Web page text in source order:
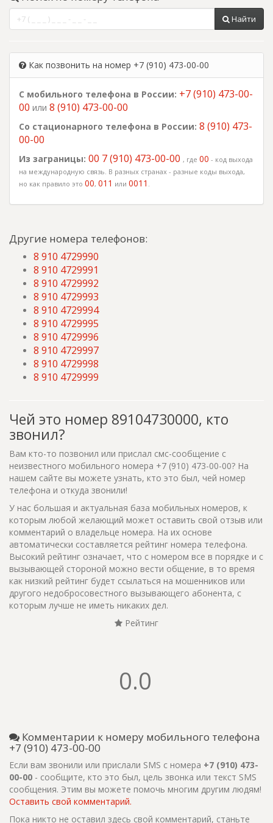
Найти
Как позвонить на номер +7 (910) 473-00-00
С мобильного телефона в России: +7 (910) 473-00-
00 или 8 (910) 473-00-00
Со стационарного телефона в России: 8 (910) 473-
00-00
Из заграницы: 00 7 (910) 473-00-00 , где 00 - код выхода
на международную связь. В разных странах - разные коды выхода,
но как правило это 00, 011 или 0011 .
Другие номера телефонов:
8 910 4729990
8 910 4729991
8 910 4729992
8 910 4729993
8 910 4729994
8 910 4729995
8 910 4729996
8 910 4729997
8 910 4729998
8 910 4729999
Чей это номер 89104730000, кто
звонил?
Вам кто-то позвонил или прислал смс-сообщение с
неизвестного мобильного номера +7 (910) 473-00-00? На
нашем сайте вы можете узнать, кто это был, чей номер
телефона и откуда звонили!
У нас большая и актуальная база мобильных номеров, к
которым любой желающий может оставить свой отзыв или
комментарий о владельце номера. На их основе
автоматически составляется рейтинг номера телефона.
Высокий рейтинг означает, что с номером все в порядке и с
вызывающей стороной можно вести общение, в то время
как низкий рейтинг будет ссылаться на мошенников или
другого недобросовестного вызывающего абонента, с
которым лучше не иметь никаких дел.
Рейтинг
0.0
Комментарии к номеру мобильного телефона
+7 (910) 473-00-00
Если вам звонили или прислали SMS с номера +7 (910) 473-
00-00 - сообщите, кто это был, цель звонка или текст SMS
сообщения. Этим вы можете помочь многим другим людям!
Оставить свой комментарий.
Пока никто не оставил здесь свой комментарий, станьте